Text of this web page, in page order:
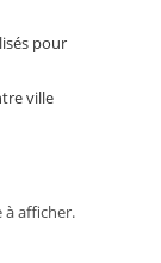
pour
ville
afficher.